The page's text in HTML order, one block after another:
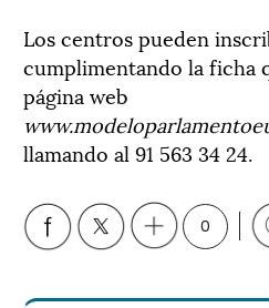
Los centros pueden
cumplimentando la ficha
página web
llamando al 91 563 34 24.
0